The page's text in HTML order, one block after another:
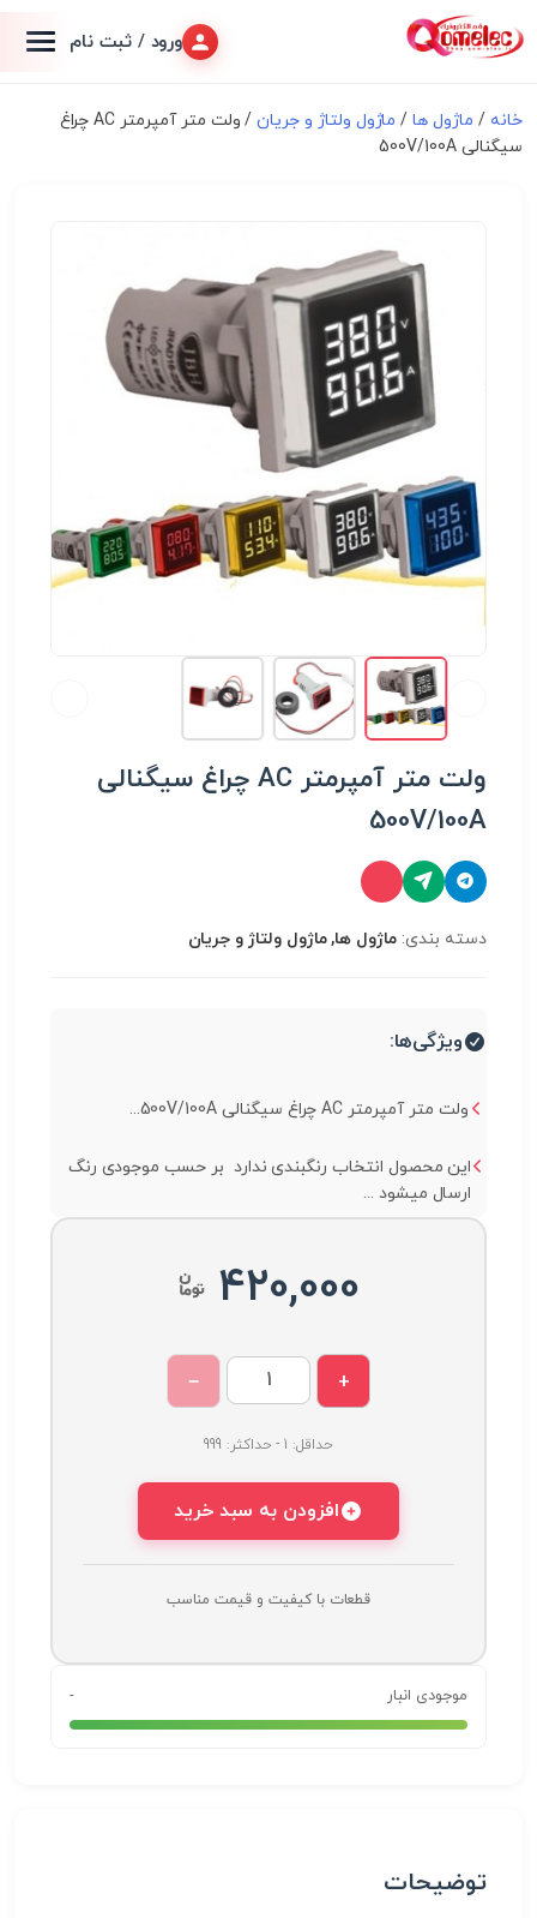
ورود / ثبت نام
خانه / ماژول ها/ ماژول ولتاژ و جریان
/ ولت متر آمپرمتر AC چراغ
سیگنالی 500V/100A
ولت متر آمپرمتر AC چراغ سیگنالی
500V/100A
دسته بندی: ماژول ها, ماژول ولتاژ و جریان
ویژگی‌ها:
ولت متر آمپرمتر AC چراغ سیگنالی 500V/100A...
این محصول انتخاب رنگبندی ندارد بر حسب موجودی رنگ
ارسال میشود ...
420,000
+
−
حداقل: 1 - حداکثر: 999
افزودن به سبد خرید
قطعات با کیفیت و قیمت مناسب
موجودی انبار -
توضیحات